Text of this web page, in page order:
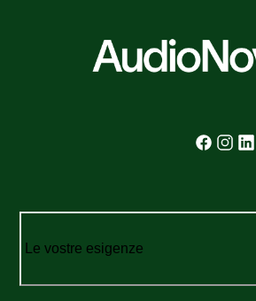
Le vostre esigenze